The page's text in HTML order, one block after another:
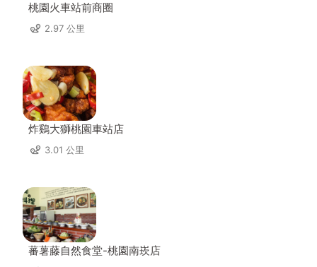
桃園火車站前商圈
2.97 公里
炸鷄大獅桃園車站店
3.01 公里
蕃薯藤自然食堂-桃園南崁店